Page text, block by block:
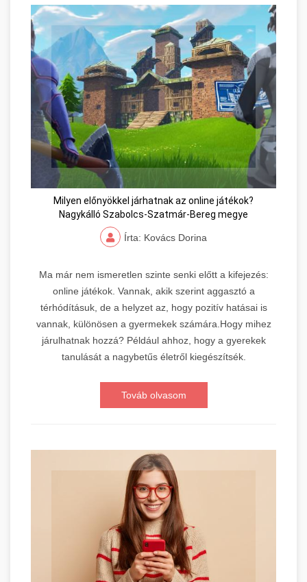
Milyen előnyökkel járhatnak az online játékok?
Nagykálló Szabolcs-Szatmár-Bereg megye
Írta: Kovács Dorina
Ma már nem ismeretlen szinte senki előtt a kifejezés:
online játékok. Vannak, akik szerint aggasztó a
térhódításuk, de a helyzet az, hogy pozitív hatásai is
vannak, különösen a gyermekek számára.Hogy mihez
járulhatnak hozzá? Például ahhoz, hogy a gyerekek
tanulását a nagybetűs életről kiegészítsék.
Továb olvasom